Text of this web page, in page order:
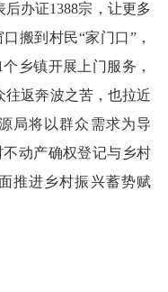
后办证1388宗，让更多
搬到村民“家门口”，
乡镇开展上门服务，
往返奔波之苦，也拉近
局将以群众需求为导
动产确权登记与乡村
推进乡村振兴蓄势赋